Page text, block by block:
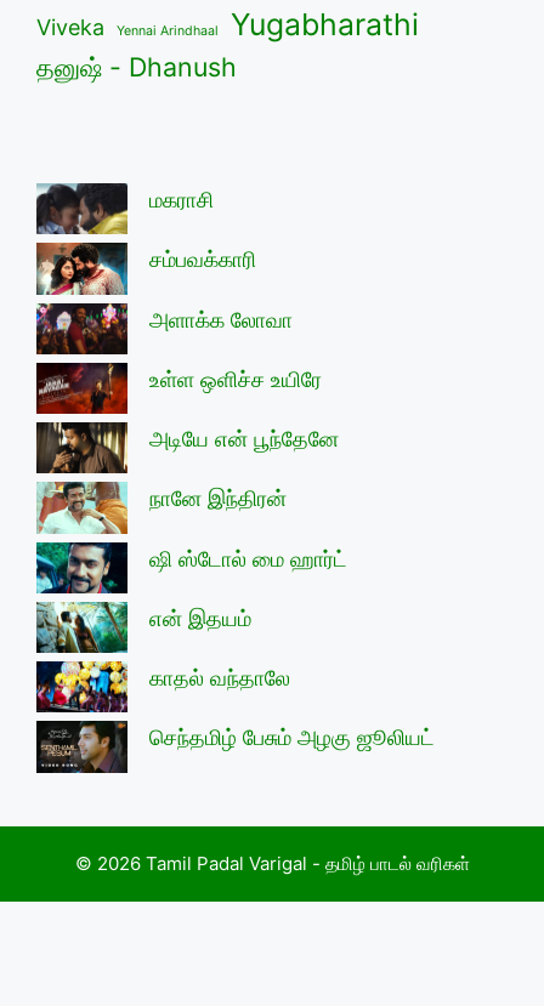
Viveka Yennai Arindhaal Yugabharathi
தனுஷ் - Dhanush
மகராசி
சம்பவக்காரி
அளாக்க லோவா
உள்ள ஒளிச்ச உயிரே
அடியே என் பூந்தேனே
நானே இந்திரன்
ஷி ஸ்டோல் மை ஹார்ட்
என் இதயம்
காதல் வந்தாலே
செந்தமிழ் பேசும் அழகு ஜூலியட்
© 2026 Tamil Padal Varigal - தமிழ் பாடல் வரிகள்